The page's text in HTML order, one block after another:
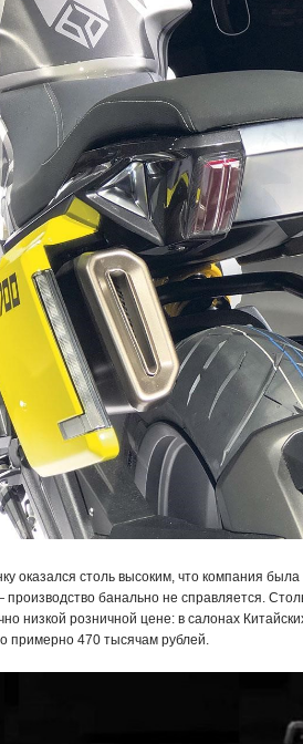
оказался столь высоким, что компания
производство банально не справляется.
низкой розничной цене: в салонах
примерно 470 тысячам рублей.